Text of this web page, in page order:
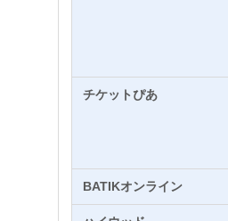
チケットぴあ
BATIKオンライン